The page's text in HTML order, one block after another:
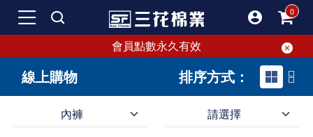
會員點數永久有效
線上購物 排序方式：
內褲 請選擇